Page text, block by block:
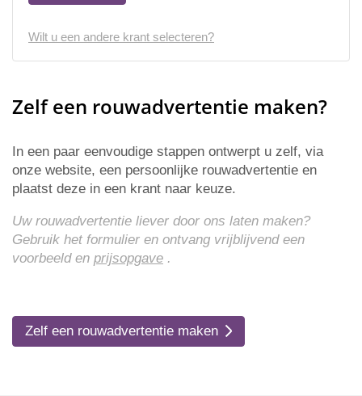
Wilt u een andere krant selecteren?
Zelf een rouwadvertentie maken?
In een paar eenvoudige stappen ontwerpt u zelf, via
onze website, een persoonlijke rouwadvertentie en
plaatst deze in een krant naar keuze.
Uw rouwadvertentie liever door ons laten maken?
Gebruik het formulier en ontvang vrijblijvend een
voorbeeld en prijsopgave .
Zelf een rouwadvertentie maken